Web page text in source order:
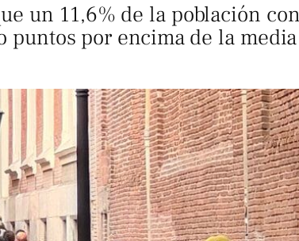
un 11,6% de la población
puntos por encima de la